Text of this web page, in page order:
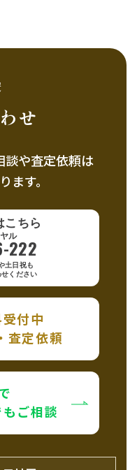
せ
談や査定依頼は
ます。
こちら
222
土日祝も
ください
付中
査定依頼
ご相談